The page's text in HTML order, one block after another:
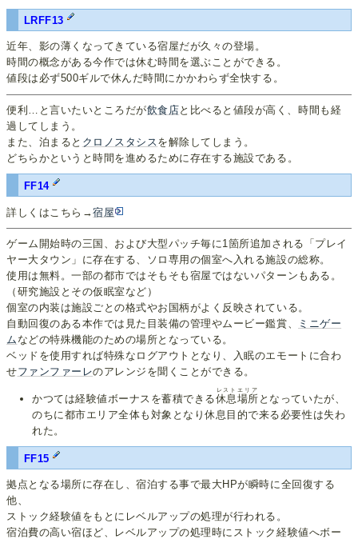
LRFF13
近年、影の薄くなってきている宿屋だが久々の登場。
時間の概念がある今作では休む時間を選ぶことができる。
値段は必ず500ギルで休んだ時間にかかわらず全快する。
便利…と言いたいところだが飲食店と比べると値段が高く、時間も経
過してしまう。
また、泊まると クロノスタシス を解除してしまう。
どちらかというと時間を進めるために存在する施設である。
FF14
詳しくはこちら→宿屋
ゲーム開始時の三国、および大型パッチ毎に1箇所追加される「プレイ
ヤー大タウン」に存在する、ソロ専用の個室へ入れる施設の総称。
使用は無料。一部の都市ではそもそも宿屋ではないパターンもある。
（研究施設とその仮眠室など）
個室の内装は施設ごとの格式やお国柄がよく反映されている。
自動回復のある本作では見た目装備の管理やムービー鑑賞、
ミニゲー
ム などの特殊機能のための場所となっている。
ベッドを使用すれば特殊なログアウトとなり、入眠のエモートに合わ
せファンファーレのアレンジを聞くことができる。
かつては経験値ボーナスを蓄積できる休息場所
レストエリア
となっていたが、
のちに都市エリア全体も対象となり休息目的で来る必要性は失わ
れた。
FF15
拠点となる場所に存在し、宿泊する事で最大HPが瞬時に全回復する
他、
ストック経験値をもとにレベルアップの処理が行われる。
宿泊費の高い宿ほど、レベルアップの処理時にストック経験値へボー